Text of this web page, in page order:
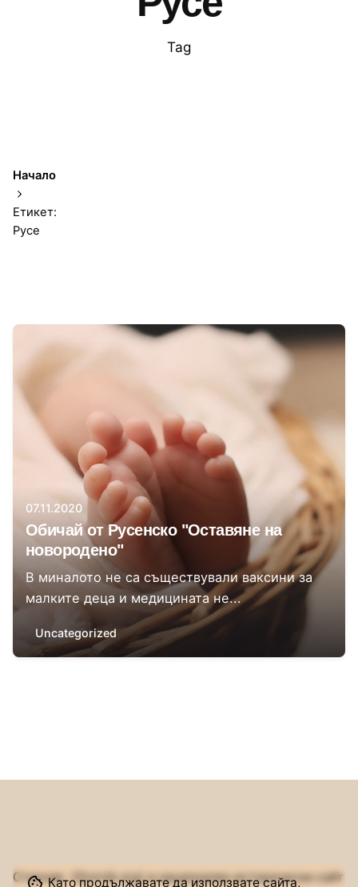
Tag
Начало
Етикет:
Русе
Автор
07.11.2020
Обичай от Русенско "Оставяне на
новородено"
В миналото не са съществували ваксини за
малките деца и медицината не...
Uncategorized
Сторник (Stornik.org) е национален исторически сайт
Като продължавате да използвате сайта,